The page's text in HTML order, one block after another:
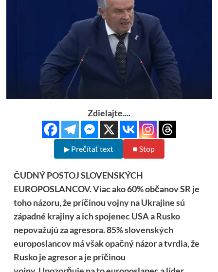
Zdielajte....
▶ Prečítať text ■ Stop
ČUDNÝ POSTOJ SLOVENSKÝCH
EUROPOSLANCOV. Viac ako 60% občanov SR je
toho názoru, že príčinou vojny na Ukrajine sú
západné krajiny a ich spojenec USA a Rusko
nepovažujú za agresora. 85% slovenských
europoslancov má však opačný názor a tvrdia, že
Rusko je agresor a je príčinou